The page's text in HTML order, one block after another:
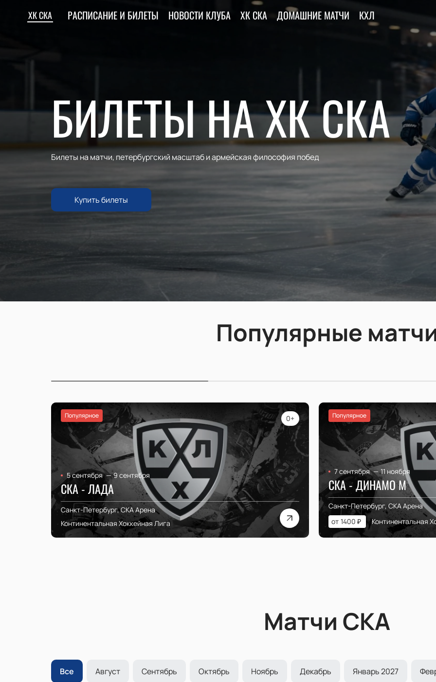
ХК СКА РАСПИСАНИЕ И БИЛЕТЫ НОВОСТИ КЛУБА ХК СКА ДОМАШНИЕ МАТЧИ КХЛ
БИЛЕТЫ НА ХК СКА
Билеты на матчи, петербургский масштаб и армейская философия побед
Купить билеты
Популярные
Популярное 0+
5 сентября — 9 сентября
СКА - ЛАДА
Санкт-Петербург, СКА Арена
Континентальная Хоккейная Лига
Популярное
7 сентября — 11 ноября
СКА - ДИНАМО М
Санкт-Петербург, СКА Арена
от 1400 ₽ Континентальная
Матчи СКА
Все Август Сентябрь Октябрь Ноябрь Декабрь Январь 2027